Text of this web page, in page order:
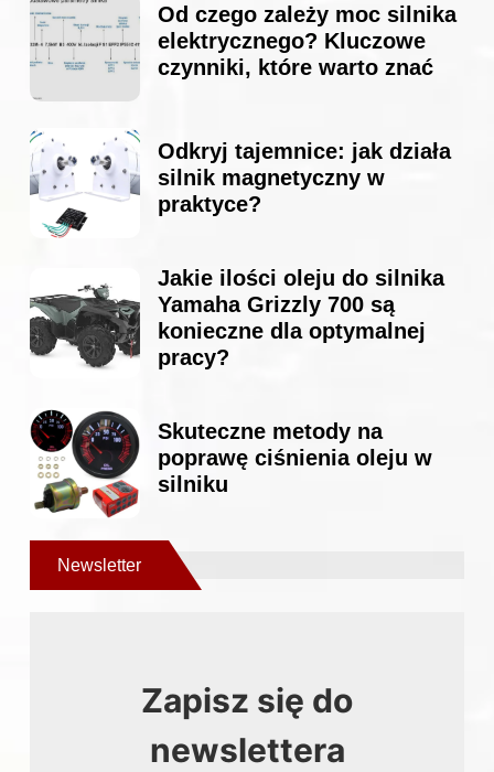
Od czego zależy moc silnika
elektrycznego? Kluczowe
czynniki, które warto znać
Odkryj tajemnice: jak działa
silnik magnetyczny w
praktyce?
Jakie ilości oleju do silnika
Yamaha Grizzly 700 są
konieczne dla optymalnej
pracy?
Skuteczne metody na
poprawę ciśnienia oleju w
silniku
Newsletter
Zapisz się do
newslettera